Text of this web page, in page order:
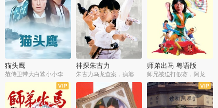
猫头鹰
范侍卫带大白鲨小小李破案寻妃
神探朱古力
朱古力乌龙查案，疯婆子神助攻
师弟出马 粤语版
师兄被迫打假赛，阿龙追查斗黑帮